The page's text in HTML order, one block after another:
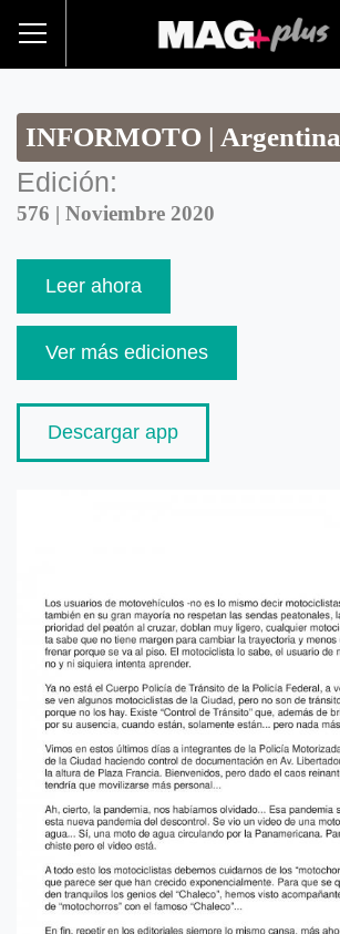
INFORMOTO | Argentina
Edición:
576 | Noviembre 2020
Leer ahora
Ver más ediciones
Descargar app